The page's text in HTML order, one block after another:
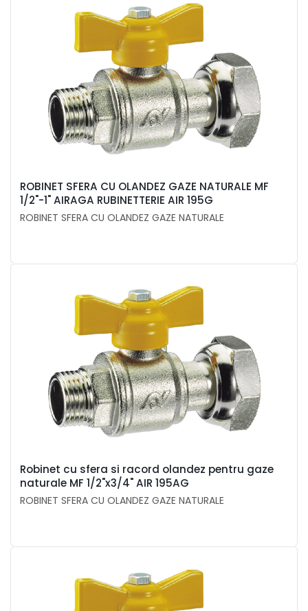
ROBINET SFERA CU OLANDEZ GAZE NATURALE MF
1/2"-1" AIRAGA RUBINETTERIE AIR 195G
ROBINET SFERA CU OLANDEZ GAZE NATURALE
Robinet cu sfera si racord olandez pentru gaze
naturale MF 1/2"x3/4" AIR 195AG
ROBINET SFERA CU OLANDEZ GAZE NATURALE